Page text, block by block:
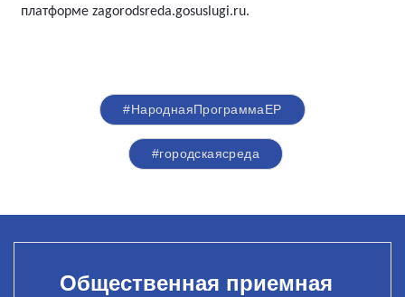
платформе zagorodsreda.gosuslugi.ru.
#НароднаяПрограммаЕР
#городскаясреда
Общественная приемная